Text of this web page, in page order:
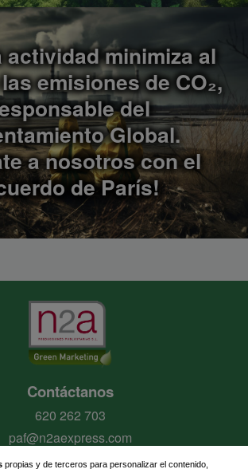
actividad minimiza al
emisiones de CO₂,
del
Global.
a nosotros con el
de París!
Contáctanos
620 262 703
paf@n2aexpress.com
propias y de terceros para personalizar el contenido,